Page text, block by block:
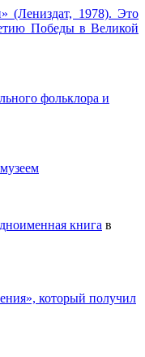
(Лениздат, 1978). Это
Победы в Великой
фольклора и
книга в
который получил